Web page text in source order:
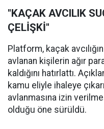
"KAÇAK AVCILIK
ÇELİŞKİ"
Platform, kaçak
avlanan kişilerin ağır
kaldığını hatırlattı.
kamu eliyle ihaleye
avlanmasına izin
olduğu öne sürüldü.